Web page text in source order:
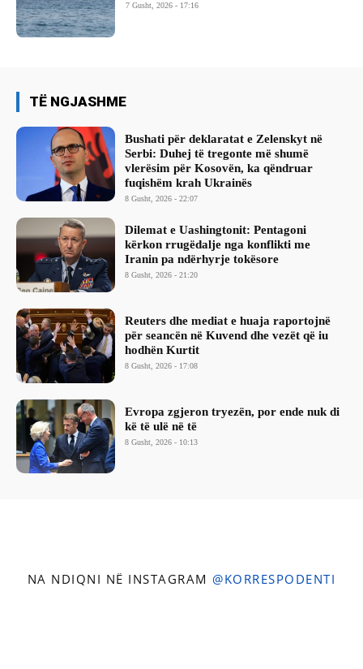
7 Gusht, 2026 - 17:16
TË NGJASHME
Bushati për deklaratat e Zelenskyt në
Serbi: Duhej të tregonte më shumë
vlerësim për Kosovën, ka qëndruar
fuqishëm krah Ukrainës
8 Gusht, 2026 - 22:07
Dilemat e Uashingtonit: Pentagoni
kërkon rrugëdalje nga konflikti me
Iranin pa ndërhyrje tokësore
8 Gusht, 2026 - 21:20
Reuters dhe mediat e huaja raportojnë
për seancën në Kuvend dhe vezët që iu
hodhën Kurtit
8 Gusht, 2026 - 17:08
Evropa zgjeron tryezën, por ende nuk di
kë të ulë në të
8 Gusht, 2026 - 10:13
NA NDIQNI NË INSTAGRAM @KORRESPODENTI